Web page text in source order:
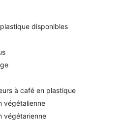
disponibles
à café en plastique
végétalienne
végétarienne